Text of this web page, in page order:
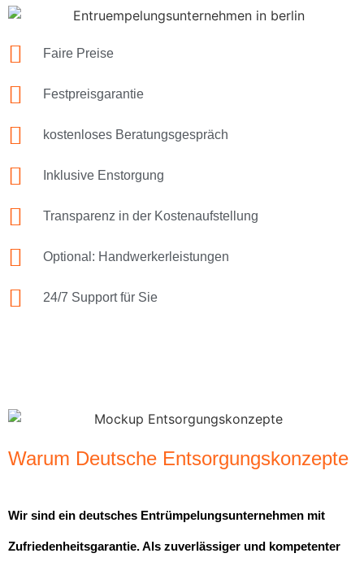
Faire Preise
Festpreisgarantie
kostenloses Beratungsgespräch
Inklusive Enstorgung
Transparenz in der Kostenaufstellung
Optional: Handwerkerleistungen
24/7 Support für Sie
Warum Deutsche Entsorgungskonzepte
Wir sind ein deutsches Entrümpelungsunternehmen mit
Zufriedenheitsgarantie. Als zuverlässiger und kompetenter